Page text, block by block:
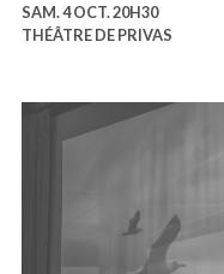
SAM. 4 OCT. 20H30
THÉÂTRE DE PRIVAS